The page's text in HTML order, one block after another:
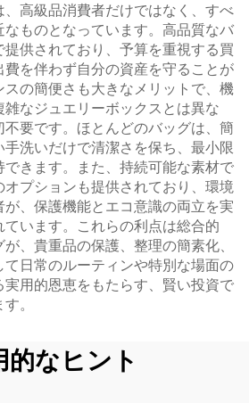
高級品消費者だけではなく、すべ
ものとなっています。高品質なバ
提供されており、予算を重視する買
を伴わず自分の資産を守ることが
の簡便さも大きなメリットで、機
なジュエリーボックスとは異な
不要です。ほとんどのバッグは、簡
洗いだけで清潔さを保ち、最小限
きます。また、持続可能な素材で
プションも提供されており、環境
、保護機能とエコ意識の両立を実
います。これらの利点は総合的
、貴重品の保護、整理の簡素化、
日常のルーティンや特別な場面の
用的恩恵をもたらす、賢い投資で
。
的なヒント